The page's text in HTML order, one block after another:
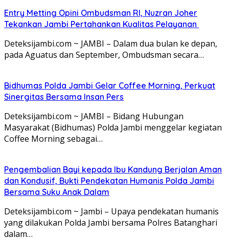
Entry Metting Opini Ombudsman RI, Nuzran Joher
Tekankan Jambi Pertahankan Kualitas Pelayanan
Deteksijambi.com ~ JAMBI – Dalam dua bulan ke depan,
pada Aguatus dan September, Ombudsman secara…
Bidhumas Polda Jambi Gelar Coffee Morning, Perkuat
Sinergitas Bersama Insan Pers
Deteksijambi.com ~ JAMBI – Bidang Hubungan
Masyarakat (Bidhumas) Polda Jambi menggelar kegiatan
Coffee Morning sebagai…
Pengembalian Bayi kepada Ibu Kandung Berjalan Aman
dan Kondusif, Bukti Pendekatan Humanis Polda Jambi
Bersama Suku Anak Dalam
Deteksijambi.com ~ Jambi – Upaya pendekatan humanis
yang dilakukan Polda Jambi bersama Polres Batanghari
dalam…